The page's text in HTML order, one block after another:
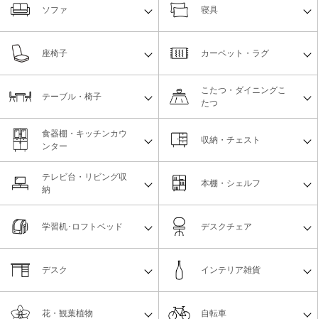
ソファ 寝具
座椅子 カーペット・ラグ
テーブル・椅子
こたつ・ダイニングこ
たつ
食器棚・キッチンカウ
ンター
収納・チェスト
テレビ台・リビング収
納
本棚・シェルフ
学習机･ロフトベッド デスクチェア
デスク インテリア雑貨
花・観葉植物 自転車